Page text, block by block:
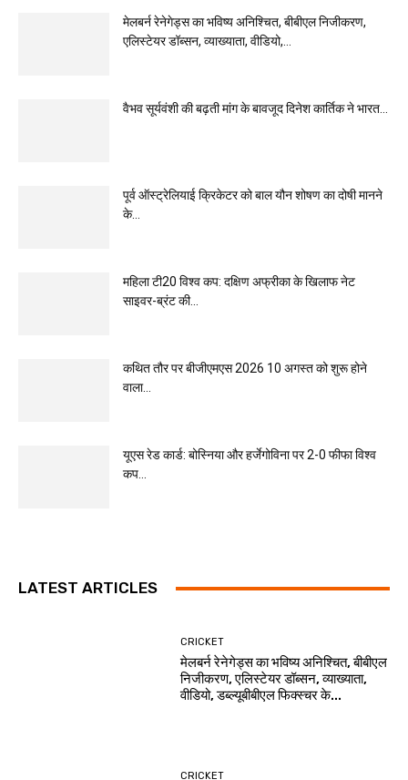
मेलबर्न रेनेगेड्स का भविष्य अनिश्चित, बीबीएल निजीकरण,
एलिस्टेयर डॉब्सन, व्याख्याता, वीडियो,...
वैभव सूर्यवंशी की बढ़ती मांग के बावजूद दिनेश कार्तिक ने भारत...
पूर्व ऑस्ट्रेलियाई क्रिकेटर को बाल यौन शोषण का दोषी मानने
के...
महिला टी20 विश्व कप: दक्षिण अफ्रीका के खिलाफ नेट
साइवर-ब्रंट की...
कथित तौर पर बीजीएमएस 2026 10 अगस्त को शुरू होने
वाला...
यूएस रेड कार्ड: बोस्निया और हर्जेगोविना पर 2-0 फीफा विश्व
कप...
LATEST ARTICLES
CRICKET
मेलबर्न रेनेगेड्स का भविष्य अनिश्चित, बीबीएल
निजीकरण, एलिस्टेयर डॉब्सन, व्याख्याता,
वीडियो, डब्ल्यूबीबीएल फिक्स्चर के...
CRICKET